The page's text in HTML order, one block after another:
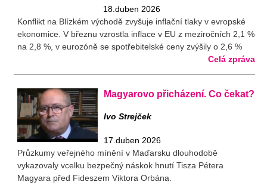
18.duben 2026
Konflikt na Blízkém východě zvyšuje inflační tlaky v evropské
ekonomice. V březnu vzrostla inflace v EU z meziročních 2,1 %
na 2,8 %, v eurozóně se spotřebitelské ceny zvýšily o 2,6 %
Celá zpráva
Magyarovo přicházení. Co čekat?
Ivo Strejček
17.duben 2026
Průzkumy veřejného mínění v Maďarsku dlouhodobě
vykazovaly vcelku bezpečný náskok hnutí Tisza Pétera
Magyara před Fideszem Viktora Orbána.